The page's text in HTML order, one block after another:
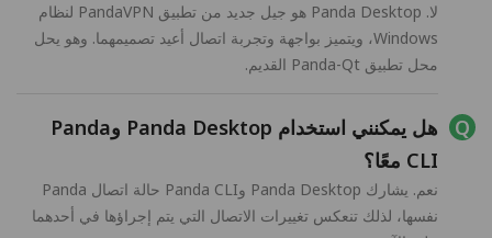
لا. Panda Desktop هو جيل جديد من تطبيق PandaVPN لنظام
Windows، ويتميز بواجهة وتجربة اتصال أعيد تصميمهما. وهو يحل
محل تطبيق Panda-Qt القديم.
هل يمكنني استخدام Panda Desktop وPanda
CLI معًا؟
نعم. يشارك Panda Desktop وPanda CLI حالة اتصال Panda
نفسها، لذلك تنعكس تغييرات الاتصال التي يتم إجراؤها في أحدهما